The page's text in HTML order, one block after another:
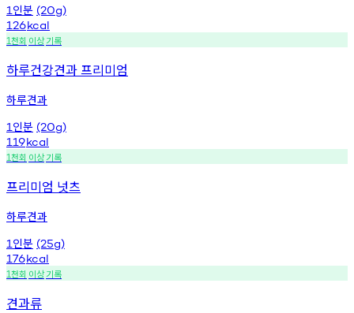
1 인분 (20g)
126kcal
1천회 이상기록
하루건강견과 프리미엄
하루견과
1 인분 (20g)
119kcal
1천회 이상기록
프리미엄 넛츠
하루견과
1 인분 (25g)
176kcal
1천회 이상기록
견과류